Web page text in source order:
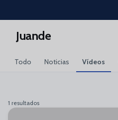
Skip to main content
Juande
Todo Noticias Vídeos
1 resultados